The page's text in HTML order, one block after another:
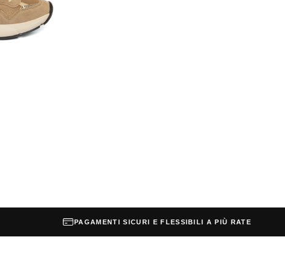
PAGAMENTI SICURI E FLESSIBILI A PIÙ RATE